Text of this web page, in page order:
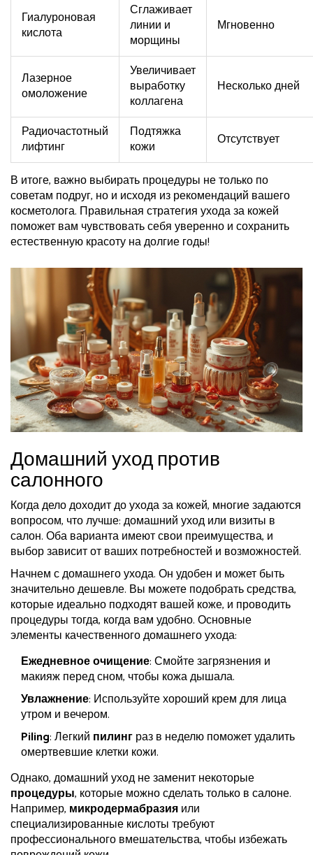
Гиалуроновая
кислота
Сглаживает
линии и
морщины
Мгновенно
Лазерное
омоложение
Увеличивает
выработку
коллагена
Несколько дней
Радиочастотный
лифтинг
Подтяжка
кожи
Отсутствует
В итоге, важно выбирать процедуры не только по
советам подруг, но и исходя из рекомендаций вашего
косметолога. Правильная стратегия ухода за кожей
поможет вам чувствовать себя уверенно и сохранить
естественную красоту на долгие годы!
Домашний уход против
салонного
Когда дело доходит до ухода за кожей, многие задаются
вопросом, что лучше: домашний уход или визиты в
салон. Оба варианта имеют свои преимущества, и
выбор зависит от ваших потребностей и возможностей.
Начнем с домашнего ухода. Он удобен и может быть
значительно дешевле. Вы можете подобрать средства,
которые идеально подходят вашей коже, и проводить
процедуры тогда, когда вам удобно. Основные
элементы качественного домашнего ухода:
Ежедневное очищение: Смойте загрязнения и
макияж перед сном, чтобы кожа дышала.
Увлажнение: Используйте хороший крем для лица
утром и вечером.
Piling: Легкий пилинграз в неделю поможет удалить
омертвевшие клетки кожи.
Однако, домашний уход не заменит некоторые
процедуры, которые можно сделать только в салоне.
Например, микродермабразияили
специализированные кислоты требуют
профессионального вмешательства, чтобы избежать